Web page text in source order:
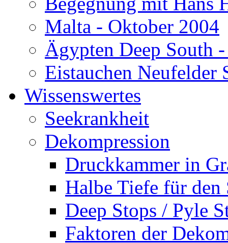
Malta - Oktober 2004
Ägypten Deep South
Eistauchen Neufelder
Wissenswertes
Seekrankheit
Dekompression
Druckkammer in
Halbe Tiefe für den
Deep Stops / Pyle
Faktoren der